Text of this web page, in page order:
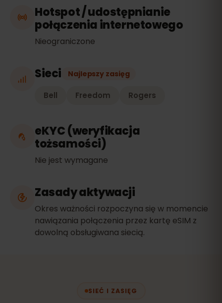
Hotspot / udostępnianie
połączenia internetowego
Nieograniczone
Sieci Najlepszy zasięg
Bell Freedom Rogers
eKYC (weryfikacja
tożsamości)
Nie jest wymagane
Zasady aktywacji
Okres ważności rozpoczyna się w momencie
nawiązania połączenia przez kartę eSIM z
dowolną obsługiwana siecią.
SIEĆ I ZASIĘG